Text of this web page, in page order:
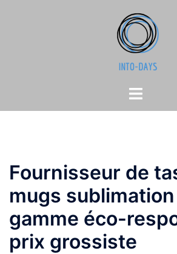
Ouvrir/
Fournisseur de
mugs
gamme éco-
prix grossiste